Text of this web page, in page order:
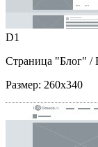
D1
Страница "Блог" /
Размер: 260x340